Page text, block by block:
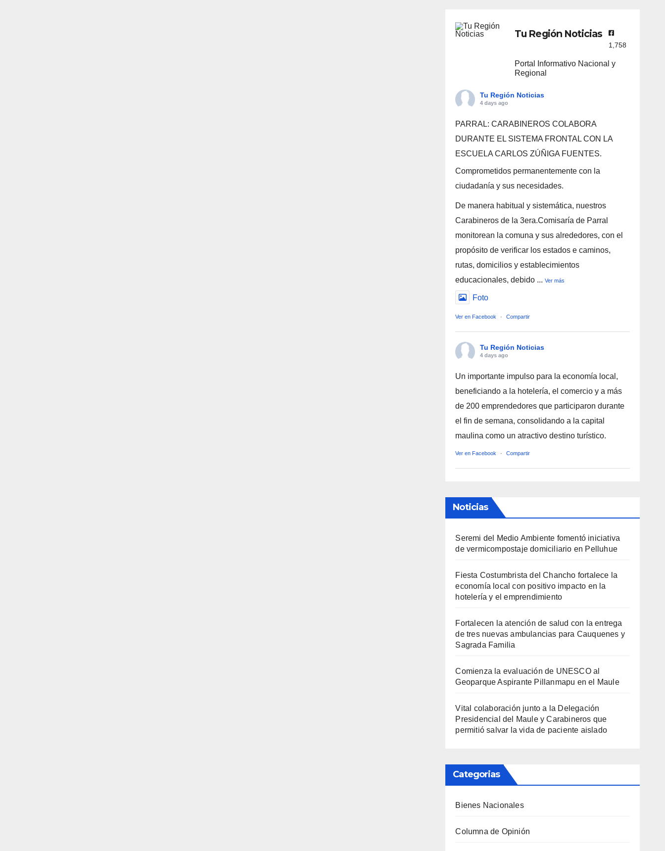
Tu Región Noticias
1,758
Portal Informativo Nacional y
Regional
Tu Región Noticias
4 days ago
PARRAL: CARABINEROS COLABORA
DURANTE EL SISTEMA FRONTAL CON LA
ESCUELA CARLOS ZÚÑIGA FUENTES.
Comprometidos permanentemente con la
ciudadanía y sus necesidades.
De manera habitual y sistemática, nuestros
Carabineros de la 3era.Comisaría de Parral
monitorean la comuna y sus alrededores, con el
propósito de verificar los estados e caminos,
rutas, domicilios y establecimientos
educacionales, debido ...Ver más
Foto
Ver en Facebook · Compartir
Tu Región Noticias
4 days ago
Un importante impulso para la economía local,
beneficiando a la hotelería, el comercio y a más
de 200 emprendedores que participaron durante
el fin de semana, consolidando a la capital
maulina como un atractivo destino turístico.
Ver en Facebook · Compartir
Noticias
Seremi del Medio Ambiente fomentó iniciativa
de vermicompostaje domiciliario en Pelluhue
Fiesta Costumbrista del Chancho fortalece la
economía local con positivo impacto en la
hotelería y el emprendimiento
Fortalecen la atención de salud con la entrega
de tres nuevas ambulancias para Cauquenes y
Sagrada Familia
Comienza la evaluación de UNESCO al
Geoparque Aspirante Pillanmapu en el Maule
Vital colaboración junto a la Delegación
Presidencial del Maule y Carabineros que
permitió salvar la vida de paciente aislado
Categorias
Bienes Nacionales
Columna de Opinión